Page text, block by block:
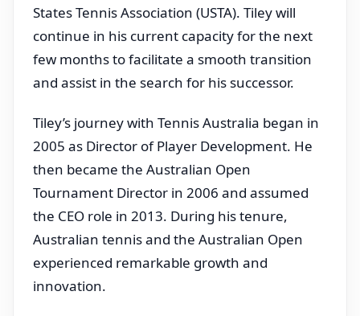
States Tennis Association (USTA). Tiley will
continue in his current capacity for the next
few months to facilitate a smooth transition
and assist in the search for his successor.
Tiley’s journey with Tennis Australia began in
2005 as Director of Player Development. He
then became the Australian Open
Tournament Director in 2006 and assumed
the CEO role in 2013. During his tenure,
Australian tennis and the Australian Open
experienced remarkable growth and
innovation.